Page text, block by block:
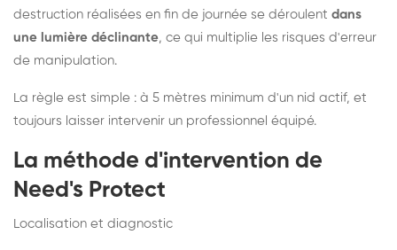
destruction réalisées en fin de journée se déroulent dans
une lumière déclinante, ce qui multiplie les risques d'erreur
de manipulation.
La règle est simple : à 5 mètres minimum d'un nid actif, et
toujours laisser intervenir un professionnel équipé.
La méthode d'intervention de
Need's Protect
Localisation et diagnostic